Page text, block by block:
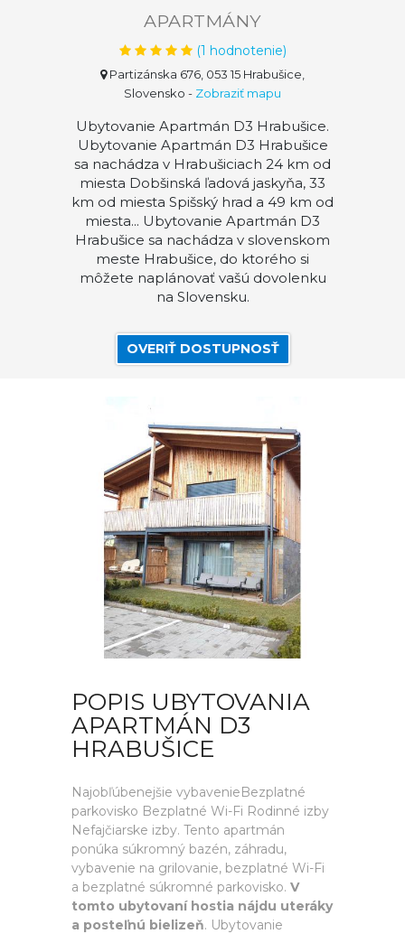
APARTMÁNY
(1 hodnotenie)
Partizánska 676, 053 15 Hrabušice,
Slovensko - Zobraziť mapu
Ubytovanie Apartmán D3 Hrabušice.
Ubytovanie Apartmán D3 Hrabušice
sa nachádza v Hrabušiciach 24 km od
miesta Dobšinská ľadová jaskyňa, 33
km od miesta Spišský hrad a 49 km od
miesta... Ubytovanie Apartmán D3
Hrabušice sa nachádza v slovenskom
meste Hrabušice, do ktorého si
môžete naplánovať vašú dovolenku
na Slovensku.
OVERIŤ DOSTUPNOSŤ
POPIS UBYTOVANIA
APARTMÁN D3
HRABUŠICE
Najobľúbenejšie vybavenieBezplatné
parkovisko Bezplatné Wi-Fi Rodinné izby
Nefajčiarske izby. Tento apartmán
ponúka súkromný bazén, záhradu,
vybavenie na grilovanie, bezplatné Wi-Fi
a bezplatné súkromné parkovisko. V
tomto ubytovaní hostia nájdu uteráky
a posteľnú bielizeň. Ubytovanie